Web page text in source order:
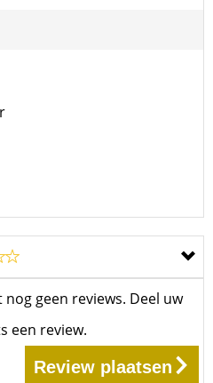
nog geen reviews. Deel uw
een review.
Review plaatsen